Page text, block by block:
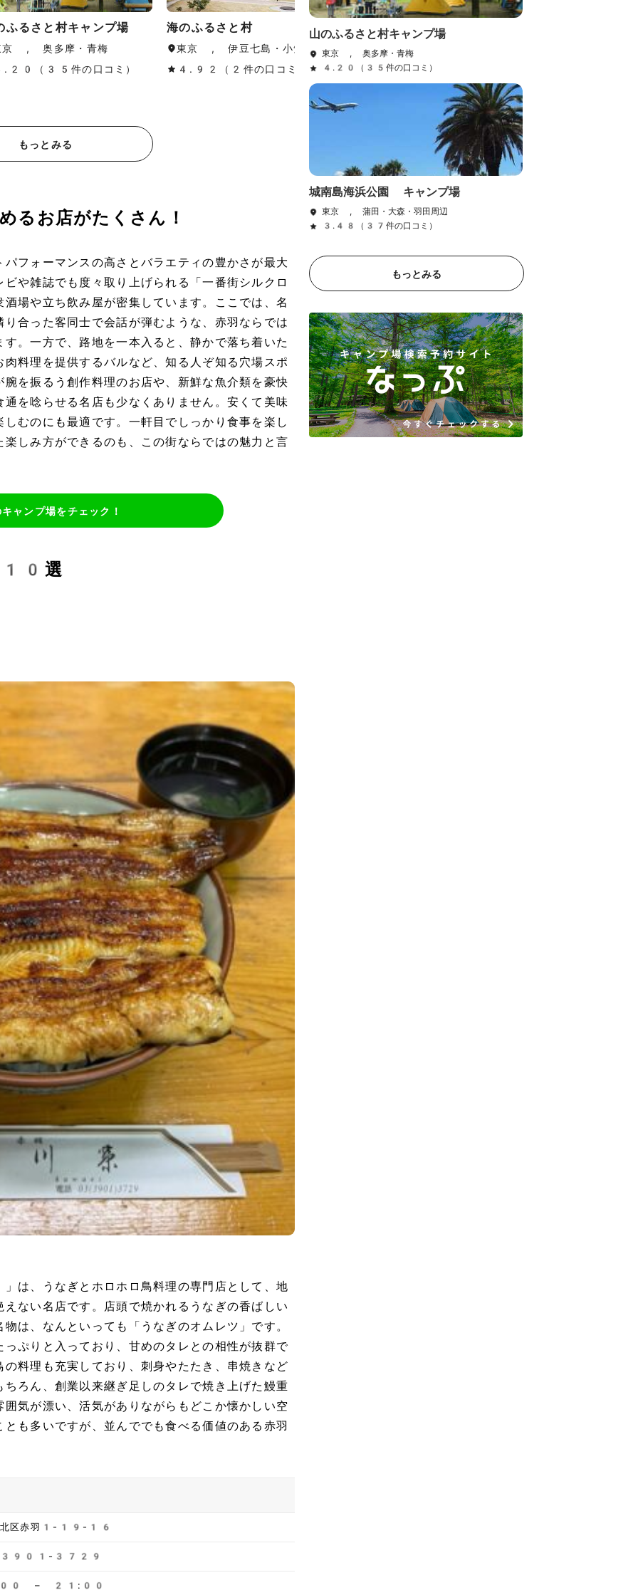
ふるさと村キャンプ場
京 , 奥多摩・青梅
（35件の口コミ）
海のふるさと村
東京 , 伊豆七島・小笠原
4.92（2件の口コミ）
かなかな
東京 , 奥多摩・青梅
3.85（13件の口コミ）
もっとみる
るお店がたくさん！
フォーマンスの高さとバラエティの豊かさが最大
や雑誌でも度々取り上げられる「一番街シルクロ
場や立ち飲み屋が密集しています。ここでは、名
合った客同士で会話が弾むような、赤羽ならでは
。一方で、路地を一本入ると、静かで落ち着いた
料理を提供するバルなど、知る人ぞ知る穴場スポ
を振るう創作料理のお店や、新鮮な魚介類を豪快
を唸らせる名店も少なくありません。安くて美味
むのにも最適です。一軒目でしっかり食事を楽し
しみ方ができるのも、この街ならではの魅力と言
ャンプ場をチェック！
10選
は、うなぎとホロホロ鳥料理の専門店として、地
ない名店です。店頭で焼かれるうなぎの香ばしい
は、なんといっても「うなぎのオムレツ」です。
ぷりと入っており、甘めのタレとの相性が抜群で
料理も充実しており、刺身やたたき、串焼きなど
ろん、創業以来継ぎ足しのタレで焼き上げた鰻重
気が漂い、活気がありながらもどこか懐かしい空
も多いですが、並んででも食べる価値のある赤羽
北区赤羽1-19-16
3729
– 21:00
山のふるさと村キャンプ場
東京 , 奥多摩・青梅
4.20（35件の口コミ）
城南島海浜公園 キャンプ場
東京 , 蒲田・大森・羽田周辺
3.48（37件の口コミ）
もっとみる